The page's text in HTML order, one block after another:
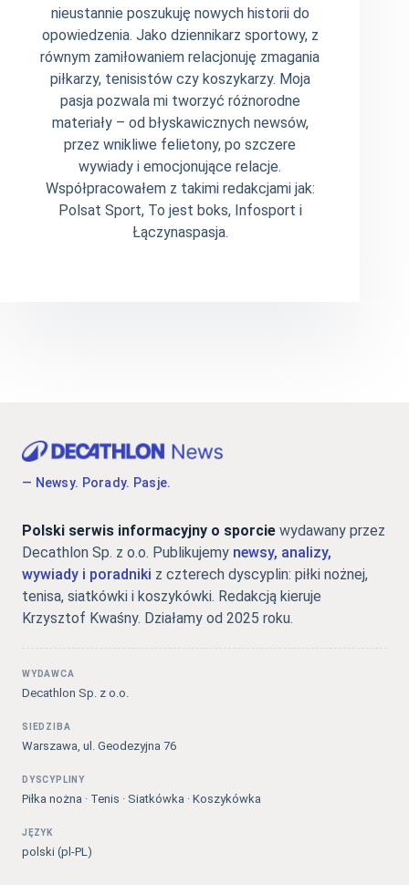
nieustannie poszukuję nowych historii do
opowiedzenia. Jako dziennikarz sportowy, z
równym zamiłowaniem relacjonuję zmagania
piłkarzy, tenisistów czy koszykarzy. Moja
pasja pozwala mi tworzyć różnorodne
materiały – od błyskawicznych newsów,
przez wnikliwe felietony, po szczere
wywiady i emocjonujące relacje.
Współpracowałem z takimi redakcjami jak:
Polsat Sport, To jest boks, Infosport i
Łączynaspasja.
— Newsy. Porady. Pasje.
Polski serwis informacyjny o sporcie wydawany przez
Decathlon Sp. z o.o. Publikujemy newsy, analizy,
wywiady i poradniki z czterech dyscyplin: piłki nożnej,
tenisa, siatkówki i koszykówki. Redakcją kieruje
Krzysztof Kwaśny. Działamy od 2025 roku.
WYDAWCA
Decathlon Sp. z o.o.
SIEDZIBA
Warszawa, ul. Geodezyjna 76
DYSCYPLINY
Piłka nożna · Tenis · Siatkówka · Koszykówka
JĘZYK
polski (pl-PL)